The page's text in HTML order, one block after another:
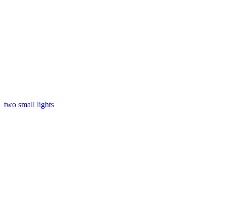
two small lights